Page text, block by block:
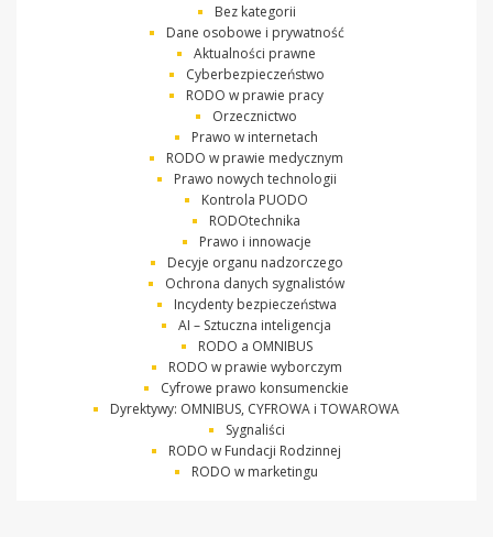
Bez kategorii
Dane osobowe i prywatność
Aktualności prawne
Cyberbezpieczeństwo
RODO w prawie pracy
Orzecznictwo
Prawo w internetach
RODO w prawie medycznym
Prawo nowych technologii
Kontrola PUODO
RODOtechnika
Prawo i innowacje
Decyje organu nadzorczego
Ochrona danych sygnalistów
Incydenty bezpieczeństwa
AI – Sztuczna inteligencja
RODO a OMNIBUS
RODO w prawie wyborczym
Cyfrowe prawo konsumenckie
Dyrektywy: OMNIBUS, CYFROWA i TOWAROWA
Sygnaliści
RODO w Fundacji Rodzinnej
RODO w marketingu